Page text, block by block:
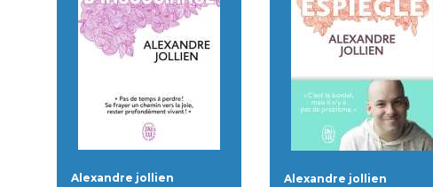
Alexandre jollien Alexandre jollien